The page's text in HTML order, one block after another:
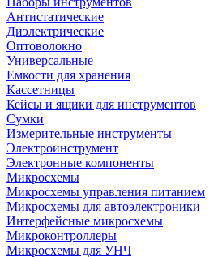
Антистатические
Диэлектрические
Оптоволокно
Универсальные
Емкости для хранения
Кассетницы
Кейсы и ящики для инструментов
Сумки
Измерительные инструменты
Электроинструмент
Электронные компоненты
Микросхемы
Микросхемы управления питанием
Микросхемы для автоэлектроники
Интерфейсные микросхемы
Микроконтроллеры
Микросхемы для УНЧ